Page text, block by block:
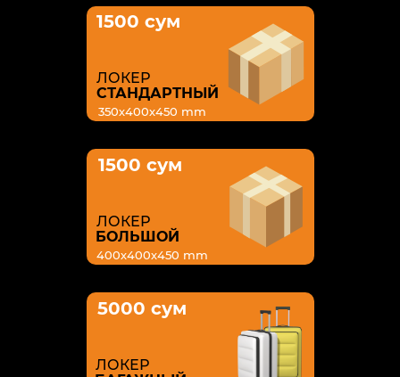
СТАНДАРТНЫЙ
1500 сум
350х400х450 mm
ЛОКЕР
БОЛЬШОЙ
1500 сум
400х400х450 mm
ЛОКЕР
5000 сум
ЛОКЕР